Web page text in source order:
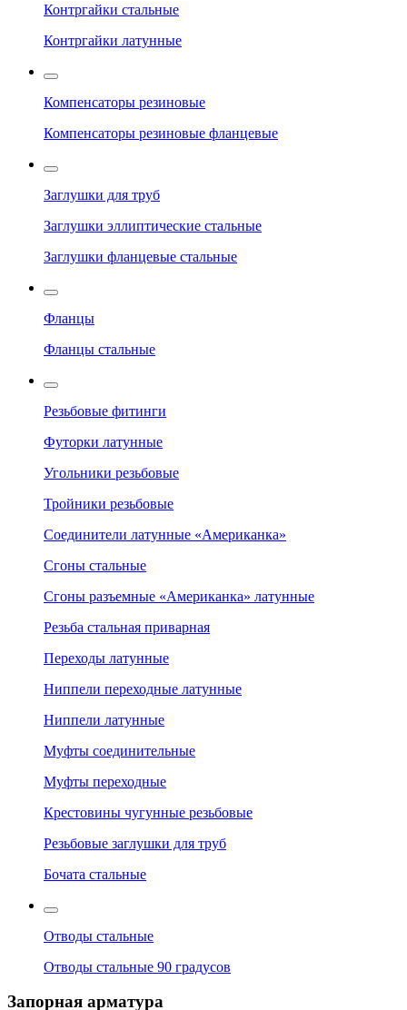
Контргайки стальные
Контргайки латунные
Компенсаторы резиновые
Компенсаторы резиновые фланцевые
Заглушки для труб
Заглушки эллиптические стальные
Заглушки фланцевые стальные
Фланцы
Фланцы стальные
Резьбовые фитинги
Футорки латунные
Угольники резьбовые
Тройники резьбовые
Соединители латунные «Американка»
Сгоны стальные
Сгоны разъемные «Американка» латунные
Резьба стальная приварная
Переходы латунные
Ниппели переходные латунные
Ниппели латунные
Муфты соединительные
Муфты переходные
Крестовины чугунные резьбовые
Резьбовые заглушки для труб
Бочата стальные
Отводы стальные
Отводы стальные 90 градусов
Запорная арматура